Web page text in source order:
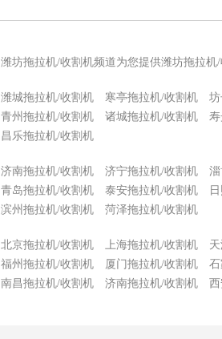
潍坊拖拉机/收割机频道为您提供潍坊拖拉
潍城拖拉机/收割机 寒亭拖拉机/收割机
青州拖拉机/收割机
诸城拖拉机/收割机
昌乐拖拉机/收割机
济南拖拉机/收割机 济宁拖拉机/收割机
青岛拖拉机/收割机
泰安拖拉机/收割机
滨州拖拉机/收割机
菏泽拖拉机/收割机
北京拖拉机/收割机 上海拖拉机/收割机
福州拖拉机/收割机
厦门拖拉机/收割机
南昌拖拉机/收割机
济南拖拉机/收割机